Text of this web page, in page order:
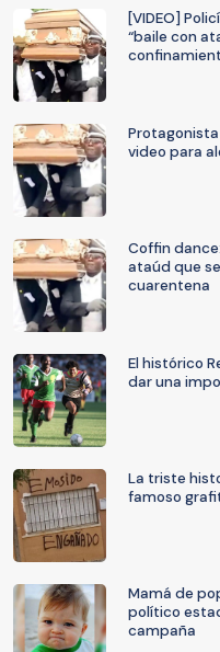
[VIDEO]
“baile con
video para
Coffin
ataúd que
cuarentena
El histórico
dar una
La triste
famoso
Mamá de
político
campaña